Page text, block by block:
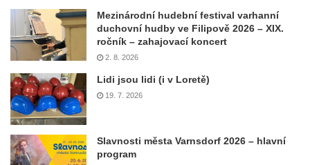
Mezinárodní hudební festival varhanní
duchovní hudby ve Filipově 2026 – XIX.
ročník – zahajovací koncert
2. 8. 2026
Lidi jsou lidi (i v Loretě)
19. 7. 2026
Slavnosti města Varnsdorf 2026 – hlavní
program